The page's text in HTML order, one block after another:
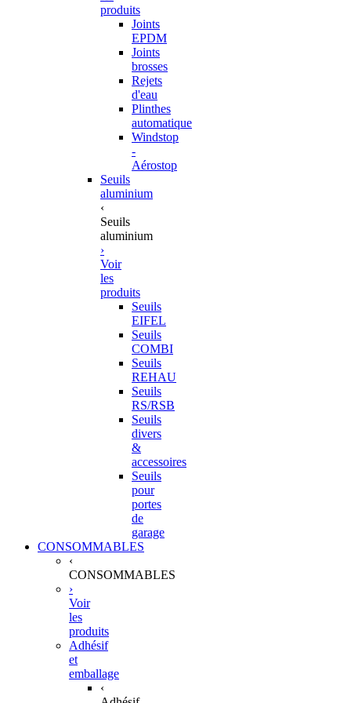
produits
Joints
EPDM
Joints
brosses
Rejets
d'eau
Plinthes
automatique
Windstop
-
Aérostop
Seuils
aluminium
‹
Seuils
aluminium
›
Voir
les
produits
Seuils
EIFEL
Seuils
COMBI
Seuils
REHAU
Seuils
RS/RSB
Seuils
divers
&
accessoires
Seuils
pour
portes
de
garage
CONSOMMABLES
‹
CONSOMMABLES
›
Voir
les
produits
Adhésif
et
emballage
‹